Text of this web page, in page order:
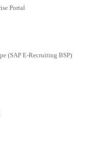
Portal
(SAP E-Recruiting BSP)